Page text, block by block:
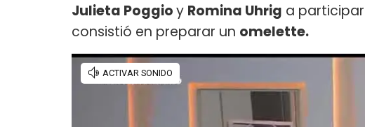
Julieta Poggioy Romina Uhrig a
consistió en preparar un omelette.